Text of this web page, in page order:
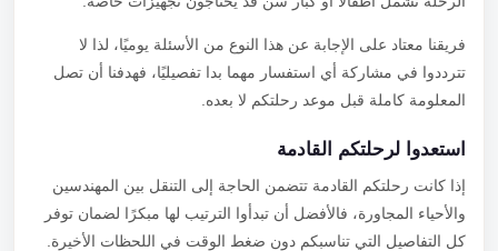
فريقنا معتاد على الإجابة عن هذا النوع من الأسئلة يوميًا، لذا لا
تترددوا في مشاركة أي استفسار مهما بدا تفصيليًا، فهدفنا أن تصل
المعلومة كاملة قبل موعد رحلتكم لا بعده.
استعدوا لرحلتكم القادمة
إذا كانت رحلتكم القادمة تتضمن الحاجة إلى التنقل بين المهندسين
والأحياء المجاورة، فالأفضل أن تبدأوا الترتيب لها مبكرًا لضمان توفر
كل التفاصيل التي تناسبكم دون ضغط الوقت في اللحظات الأخيرة.